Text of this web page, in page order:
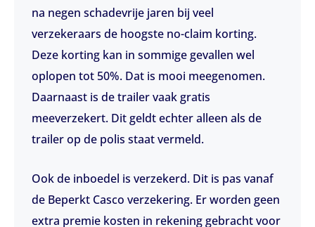
na negen schadevrije jaren bij veel
verzekeraars de hoogste no-claim korting.
Deze korting kan in sommige gevallen wel
oplopen tot 50%. Dat is mooi meegenomen.
Daarnaast is de trailer vaak gratis
meeverzekert. Dit geldt echter alleen als de
trailer op de polis staat vermeld.
Ook de inboedel is verzekerd. Dit is pas vanaf
de Beperkt Casco verzekering. Er worden geen
extra premie kosten in rekening gebracht voor